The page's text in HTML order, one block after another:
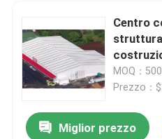
Centro
d'acciaio
MOQ：
Prezzo：
Miglior prezzo